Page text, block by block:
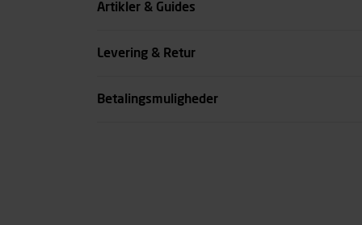
Artikler & Guides
Levering & Retur
Betalingsmuligheder